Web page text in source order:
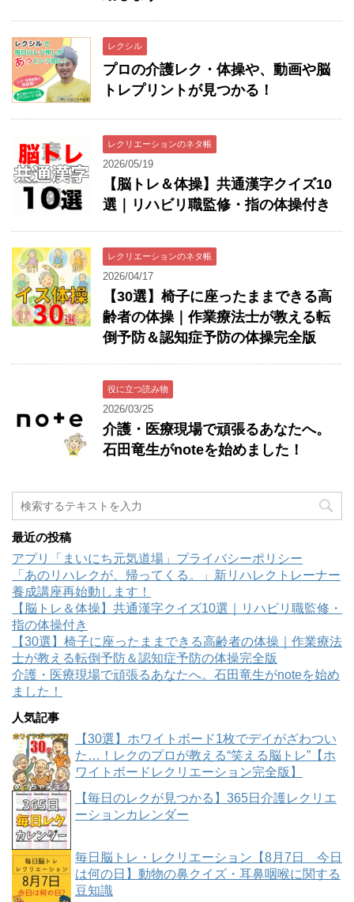
レクシル
プロの介護レク・体操や、動画や脳
トレプリントが見つかる！
レクリエーションのネタ帳
2026/05/19
【脳トレ＆体操】共通漢字クイズ10
選｜リハビリ職監修・指の体操付き
レクリエーションのネタ帳
2026/04/17
【30選】椅子に座ったままできる高
齢者の体操｜作業療法士が教える転
倒予防＆認知症予防の体操完全版
役に立つ読み物
2026/03/25
介護・医療現場で頑張るあなたへ。
石田竜生がnoteを始めました！
最近の投稿
アプリ「まいにち元気道場」プライバシーポリシー
「あのリハレクが、帰ってくる。」新リハレクトレーナー
養成講座再始動します！
【脳トレ＆体操】共通漢字クイズ10選｜リハビリ職監修・
指の体操付き
【30選】椅子に座ったままできる高齢者の体操｜作業療法
士が教える転倒予防＆認知症予防の体操完全版
介護・医療現場で頑張るあなたへ。石田竜生がnoteを始め
ました！
人気記事
【30選】ホワイトボード1枚でデイがざわつい
た…！レクのプロが教える“笑える脳トレ”【ホ
ワイトボードレクリエーション完全版】
【毎日のレクが見つかる】365日介護レクリエ
ーションカレンダー
毎日脳トレ・レクリエーション【8月7日 今日
は何の日】動物の鼻クイズ・耳鼻咽喉に関する
豆知識